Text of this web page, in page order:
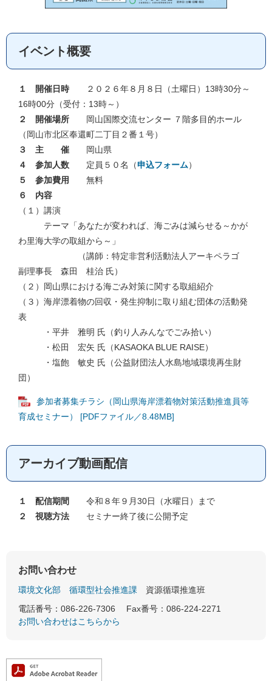
イベント概要
１ 開催日時
２０２６年８月８日（土曜日）13時30分～
16時00分（受付：13時～）
２ 開催場所
岡山国際交流センター ７階多目的ホール
（岡山市北区奉還町二丁目２番１号）
３ 主 催 岡山県
４ 参加人数 定員５０名（申込フォーム）
５ 参加費用
無料
６ 内容
（１）講演
テーマ「あなたが変われば、海ごみは減らせる～かが
わ里海大学の取組から～」
（講師：特定非営利活動法人アーキペラゴ
副理事長 森田 桂治 氏）
（２）岡山県における海ごみ対策に関する取組紹介
（３）海岸漂着物の回収・発生抑制に取り組む団体の活動発
表
・平井 雅明 氏（釣り人みんなでごみ拾い）
・松田 宏矢 氏（KASAOKA BLUE RAISE）
・塩飽 敏史 氏（公益財団法人水島地域環境再生財
団）
参加者募集チラシ（岡山県海岸漂着物対策活動推進員等
育成セミナー） [PDFファイル／8.48MB]
アーカイブ動画配信
１ 配信期間
令和８年９月30日（水曜日）まで
２ 視聴方法 セミナー終了後に公開予定
お問い合わせ
環境文化部 循環型社会推進課
資源循環推進班
電話番号：086-226-7306
Fax番号：086-224-2271
お問い合わせはこちらから